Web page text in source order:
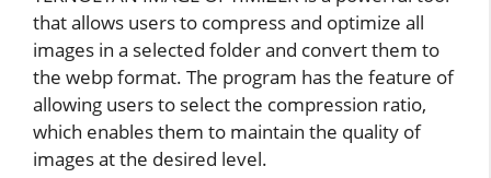
that allows users to compress and optimize all
images in a selected folder and convert them to
the webp format. The program has the feature of
allowing users to select the compression ratio,
which enables them to maintain the quality of
images at the desired level.